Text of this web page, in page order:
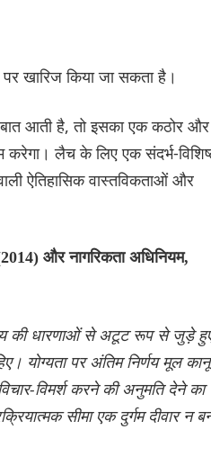
खारिज किया जा सकता है।
आती है, तो इसका एक कठोर और
करेगा। लैच के लिए एक संदर्भ-
ऐतिहासिक वास्तविकताओं और
और नागरिकता अधिनियम,
की धारणाओं से अटूट रूप से जुड़े
योग्यता पर अंतिम निर्णय मूल
विमर्श करने की अनुमति देने का
सीमा एक दुर्गम दीवार न